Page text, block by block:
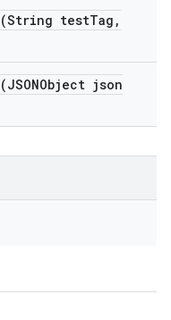
(String testTag ,
(JSONObject json